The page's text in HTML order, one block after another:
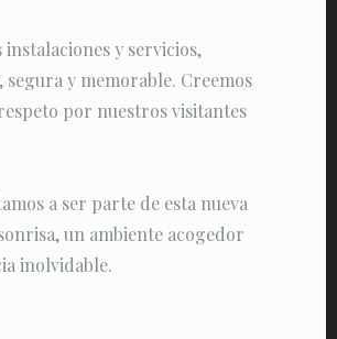
y servicios,
y memorable. Creemos
por nuestros visitantes
a ser parte de esta nueva
un ambiente acogedor
inolvidable.